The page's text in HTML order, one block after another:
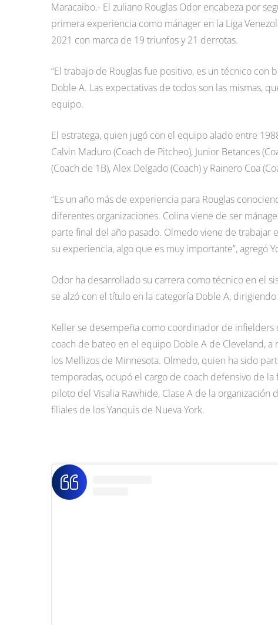
Maracaibo.- El zuliano Rouglas Odor encabeza por
primera experiencia como mánager en la Liga
2021 con marca de 19 triunfos y 21 derrotas.
“El trabajo de Rouglas fue positivo, es un técnico
Doble A. Las expectativas de todos son las mismas,
equipo.
El estratega, quien jugó con el equipo alado entre
Calvin Maduro (Coach de Pitcheo), Junior Betances
(Coach de 1B), Alex Delgado (Coach) y Rainero Coa
“Es un año más de experiencia para Rouglas
diferentes organizaciones. Colina viene de ser
parte final del año pasado. Olmedo viene de
su experiencia, algo que es muy importante”, agregó
Odor ha desarrollado su carrera como técnico en el
se alzó con el título en la categoría Doble A,
Keller se desempeña como coordinador de infielders
coach de bateo en el equipo Doble A de Cleveland,
los Mellizos de Minnesota. Olmedo, quien ha sido
temporadas, ocupó el cargo de coach defensivo de
piloto del Visalia Rawhide, Clase A de la
filiales de los Yanquis de Nueva York.